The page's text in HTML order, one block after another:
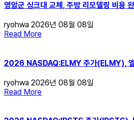
영암군 싱크대 교체, 주방 리모델링 비용
ryohwa 2026년 08월 08일
Read More
2026 NASDAQ:ELMY 주가(ELMY),
ryohwa 2026년 08월 08일
Read More